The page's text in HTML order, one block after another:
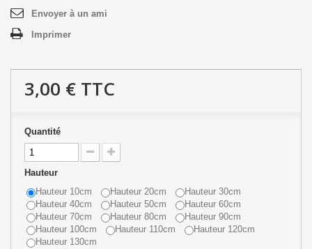
Envoyer à un ami
Imprimer
3,00 € TTC
Quantité
Hauteur
Hauteur 10cm
Hauteur 20cm
Hauteur 30cm
Hauteur 40cm
Hauteur 50cm
Hauteur 60cm
Hauteur 70cm
Hauteur 80cm
Hauteur 90cm
Hauteur 100cm
Hauteur 110cm
Hauteur 120cm
Hauteur 130cm